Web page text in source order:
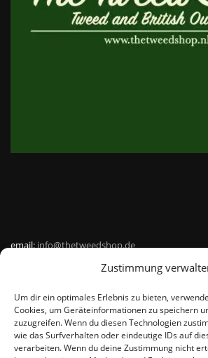
Zustimmung
Um dir ein optimales Erlebnis zu bieten,
Cookies, um Geräteinformationen zu speichern
zuzugreifen. Wenn du diesen Technologien
wie das Surfverhalten oder eindeutige IDs auf
verarbeiten. Wenn du deine Zustimmung nicht
email:info@thetweedshop.de
Kvk Nummer: 88959732
MWSnr: NL864836247B01